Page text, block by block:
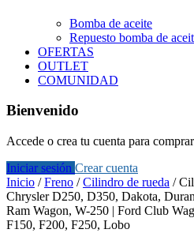
Bomba de aceite
Repuesto bomba de
OFERTAS
OUTLET
COMUNIDAD
Bienvenido
Accede o crea tu cuenta para
Iniciar sesión Crear cuenta
Inicio /Freno /Cilindro de rueda /
Chrysler D250, D350, Dakota,
Ram Wagon, W-250 | Ford Club
F150, F200, F250, Lobo